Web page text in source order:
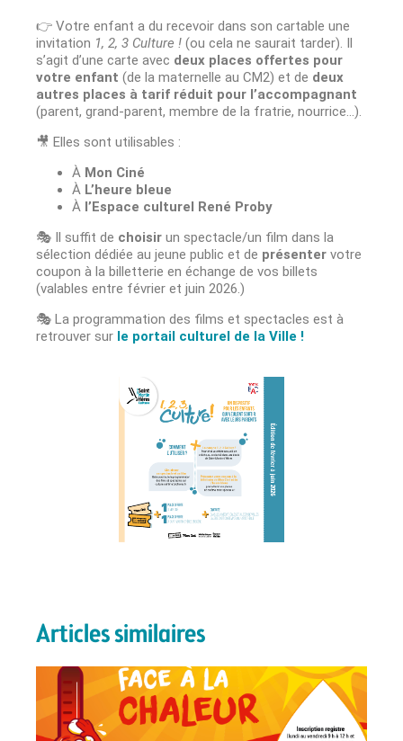
👉 Votre enfant a du recevoir dans son cartable une
invitation 1, 2, 3 Culture ! (ou cela ne saurait tarder). Il
s’agit d’une carte avec deux places offertes pour
votre enfant (de la maternelle au CM2) et de deux
autres places à tarif réduit pour l’accompagnant
(parent, grand-parent, membre de la fratrie, nourrice…).
🎥 Elles sont utilisables :
À Mon Ciné
À L’heure bleue
À l’Espace culturel René Proby
🎭 Il suffit de choisir un spectacle/un film dans la
sélection dédiée au jeune public et de présenter votre
coupon à la billetterie en échange de vos billets
(valables entre février et juin 2026.)
🎭 La programmation des films et spectacles est à
retrouver sur le portail culturel de la Ville !
Articles similaires